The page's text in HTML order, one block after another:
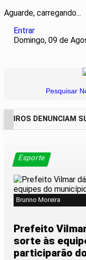
Aguarde, carregando...
Entrar
Domingo, 09 de
Pesquisar
DENUNCIAM
Esporte
Brunno Moreira
Prefeito
sorte às
participarão